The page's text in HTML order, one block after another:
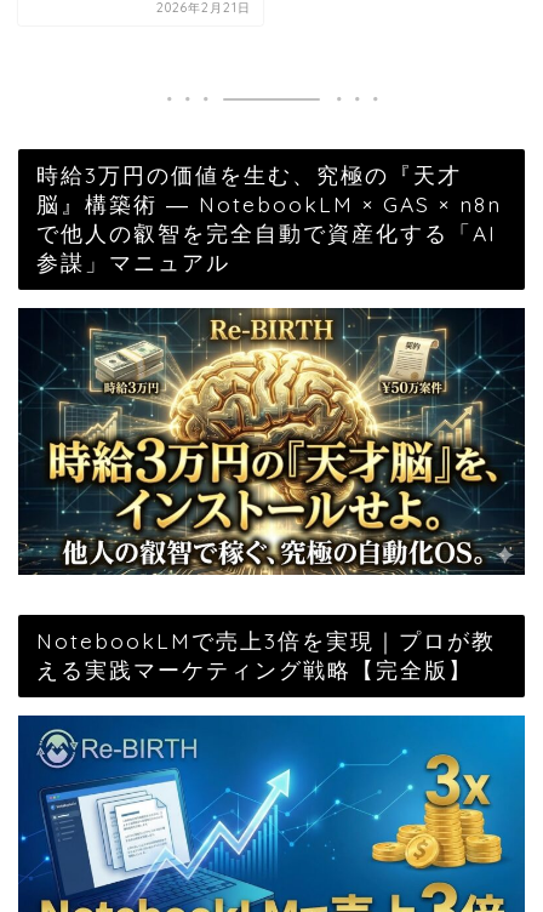
2026年2月21日
時給3万円の価値を生む、究極の『天才
脳』構築術 ― NotebookLM × GAS × n8n
で他人の叡智を完全自動で資産化する「AI
参謀」マニュアル
NotebookLMで売上3倍を実現｜プロが教
える実践マーケティング戦略【完全版】